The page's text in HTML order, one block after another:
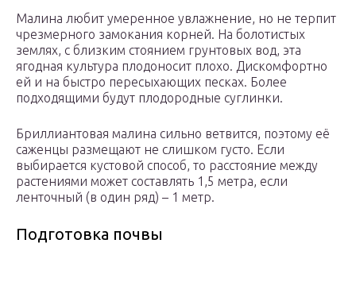
Малина любит умеренное увлажнение, но не терпит
чрезмерного замокания корней. На болотистых
землях, с близким стоянием грунтовых вод, эта
ягодная культура плодоносит плохо. Дискомфортно
ей и на быстро пересыхающих песках. Более
подходящими будут плодородные суглинки.
Бриллиантовая малина сильно ветвится, поэтому её
саженцы размещают не слишком густо. Если
выбирается кустовой способ, то расстояние между
растениями может составлять 1,5 метра, если
ленточный (в один ряд) – 1 метр.
Подготовка почвы